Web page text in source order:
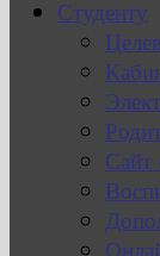
Студенту
Сайт